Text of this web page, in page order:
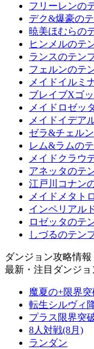
フリーレンの
デク&爆豪の
暁美ほむらの
ヒンメルのテ
ランスのテン
フェルンのテ
メイドイルミ
ブレイブXゴ
メイドロゼッ
メイドイデア
ゼラ&チェル
レム&ラムの
メイドクラウ
アネッタのテ
江戸川コナン
メイドメタト
インペリアル
ロゼッタのテ
しづるのテン
ダンジョン攻略情報
最新・注目ダンジョ
魔夏の+限界
転生シルヴィ
プラス限界突
8人対戦(8月)
ランダン